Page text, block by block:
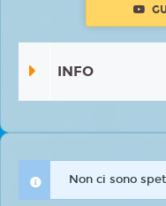
INFO
Non ci sono